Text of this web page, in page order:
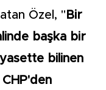
Özel, " Bir
başka bir
bilinen